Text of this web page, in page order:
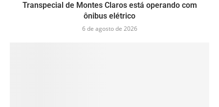
Transpecial de Montes Claros está operando com
ônibus elétrico
6 de agosto de 2026